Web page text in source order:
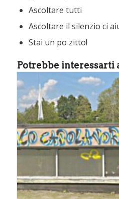
Ascoltare tutti
Ascoltare il silenzio ci
Stai un po zitto!
Potrebbe interessarti